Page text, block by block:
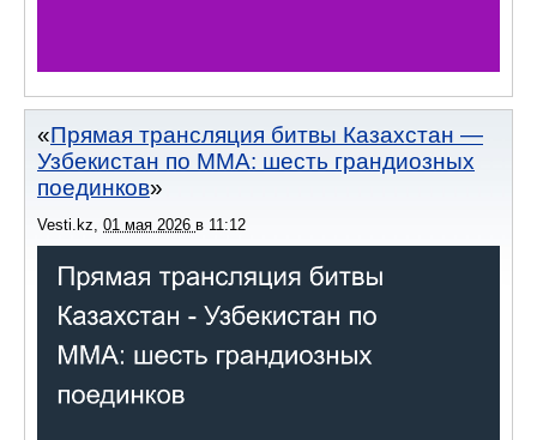
Прямая трансляция битвы Казахстан —
Узбекистан по ММА: шесть грандиозных
поединков
Vesti.kz 01 мая 2026 в 11:12